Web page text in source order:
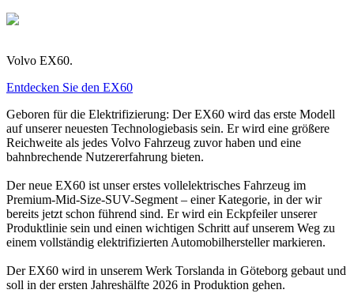
Volvo EX60.
Entdecken Sie den EX60
Geboren für die Elektrifizierung: Der EX60 wird das erste Modell
auf unserer neuesten Technologiebasis sein. Er wird eine größere
Reichweite als jedes Volvo Fahrzeug zuvor haben und eine
bahnbrechende Nutzererfahrung bieten.
Der neue EX60 ist unser erstes vollelektrisches Fahrzeug im
Premium-Mid-Size-SUV-Segment – einer Kategorie, in der wir
bereits jetzt schon führend sind. Er wird ein Eckpfeiler unserer
Produktlinie sein und einen wichtigen Schritt auf unserem Weg zu
einem vollständig elektrifizierten Automobilhersteller markieren.
Der EX60 wird in unserem Werk Torslanda in Göteborg gebaut und
soll in der ersten Jahreshälfte 2026 in Produktion gehen.